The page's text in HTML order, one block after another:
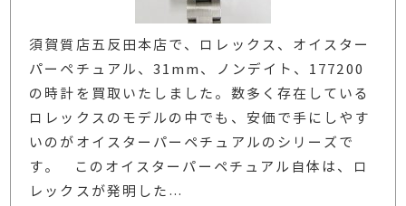
須賀質店五反田本店で、ロレックス、オイスター
パーペチュアル、31mm、ノンデイト、177200
の時計を買取いたしました。数多く存在している
ロレックスのモデルの中でも、安価で手にしやす
いのがオイスターパーペチュアルのシリーズで
す。 このオイスターパーペチュアル自体は、ロ
レックスが発明した …